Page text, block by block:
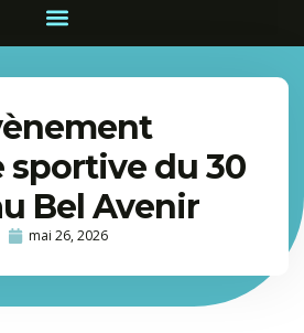
sportive du 30
Bel Avenir
mai 26, 2026